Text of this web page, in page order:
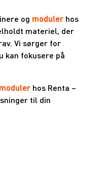
og moduler hos
materiel, der
Vi sørger for
kan fokusere på
moduler hos Renta –
til din